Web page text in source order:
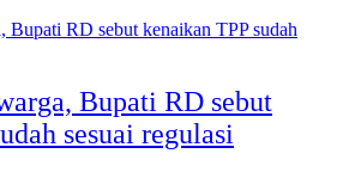
Bupati RD sebut
sesuai regulasi